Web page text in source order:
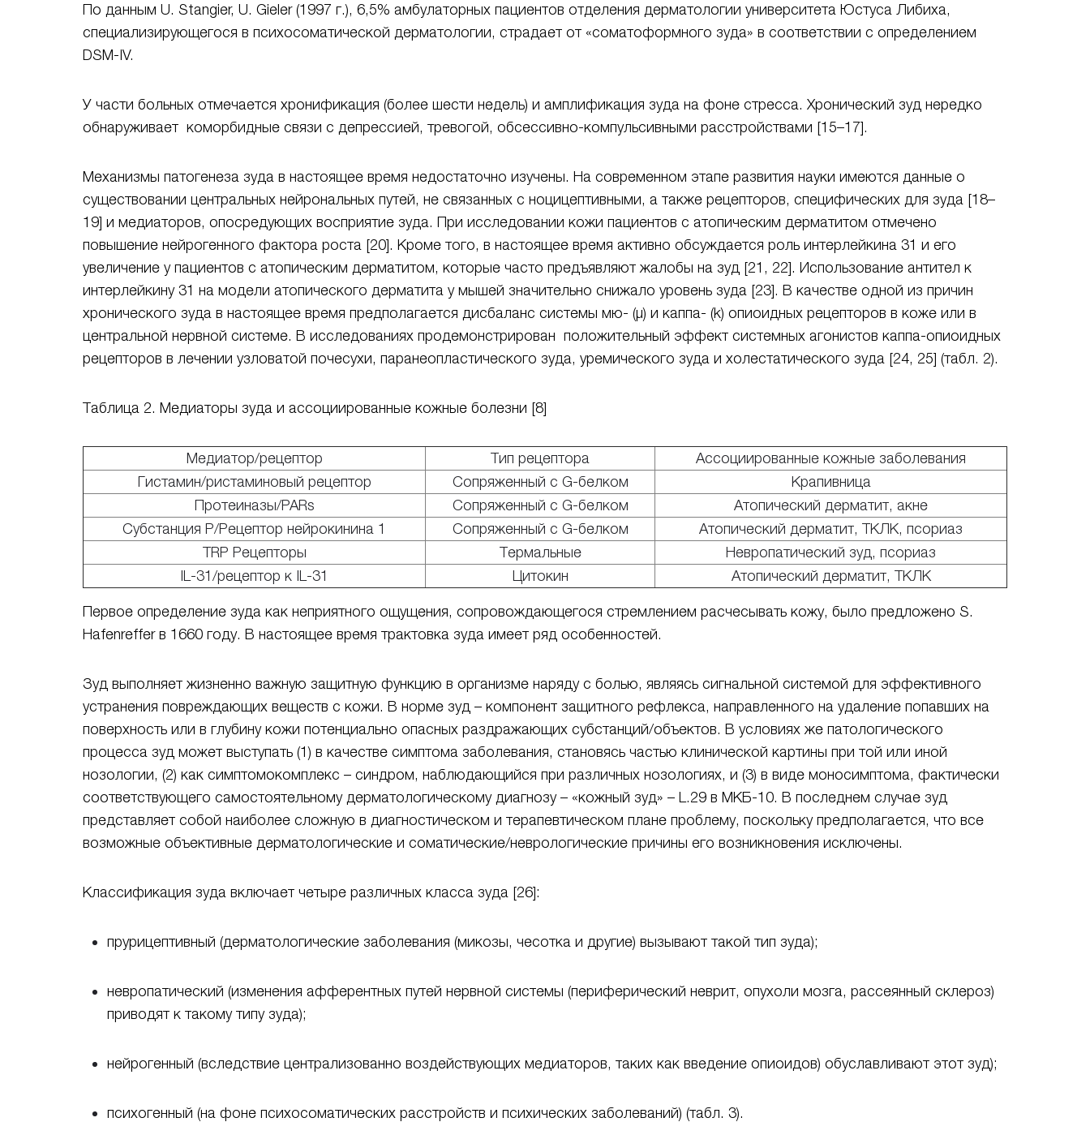
По данным U. Stangier, U. Gieler (1997 г.), 6,5% амбулаторных пациентов отделения дерматологии университета Юстуса Либиха,
специализирующегося в психосоматической дерматологии, страдает от «соматоформного зуда» в соответствии с определением
DSM-IV.
У части больных отмечается хронификация (более шести недель) и амплификация зуда на фоне стресса. Хронический зуд нередко
обнаруживает коморбидные связи с депрессией, тревогой, обсессивно-компульсивными расстройствами [15–17].
Механизмы патогенеза зуда в настоящее время недостаточно изучены. На современном этапе развития науки имеются данные о
существовании центральных нейрональных путей, не связанных с ноцицептивными, а также рецепторов, специфических для зуда [18–
19] и медиаторов, опосредующих восприятие зуда. При исследовании кожи пациентов с атопическим дерматитом отмечено
повышение нейрогенного фактора роста [20]. Кроме того, в настоящее время активно обсуждается роль интерлейкина 31 и его
увеличение у пациентов с атопическим дерматитом, которые часто предъявляют жалобы на зуд [21, 22]. Использование антител к
интерлейкину 31 на модели атопического дерматита у мышей значительно снижало уровень зуда [23]. В качестве одной из причин
хронического зуда в настоящее время предполагается дисбаланс системы мю- (μ) и каппа- (k) опиоидных рецепторов в коже или в
центральной нервной системе. В исследованиях продемонстрирован положительный эффект системных агонистов каппа-опиоидных
рецепторов в лечении узловатой почесухи, паранеопластического зуда, уремического зуда и холестатического зуда [24, 25] (табл. 2).
Таблица 2. Медиаторы зуда и ассоциированные кожные болезни [8]
Медиатор/рецептор Тип рецептора
Ассоциированные кожные заболевания
Гистамин/ристаминовый рецептор
Сопряженный с G-белком
Крапивница
Протеиназы/PARs
Сопряженный с G-белком
Атопический дерматит, акне
Субстанция P/Рецептор нейрокинина 1
Сопряженный с G-белком
Атопический дерматит, ТКЛК, псориаз
TRP Рецепторы
Термальные
Невропатический зуд, псориаз
IL-31/рецептор к IL-31
Цитокин Атопический дерматит, ТКЛК
Первое определение зуда как неприятного ощущения, сопровождающегося стремлением расчесывать кожу, было предложено S.
Hafenreffer в 1660 году. В настоящее время трактовка зуда имеет ряд особенностей.
Зуд выполняет жизненно важную защитную функцию в организме наряду с болью, являясь сигнальной системой для эффективного
устранения повреждающих веществ с кожи. В норме зуд – компонент защитного рефлекса, направленного на удаление попавших на
поверхность или в глубину кожи потенциально опасных раздражающих субстанций/объектов. В условиях же патологического
процесса зуд может выступать (1) в качестве симптома заболевания, становясь частью клинической картины при той или иной
нозологии, (2) как симптомокомплекс – синдром, наблюдающийся при различных нозологиях, и (3) в виде моносимптома, фактически
соответствующего самостоятельному дерматологическому диагнозу – «кожный зуд» – L.29 в МКБ-10. В последнем случае зуд
представляет собой наиболее сложную в диагностическом и терапевтическом плане проблему, поскольку предполагается, что все
возможные объективные дерматологические и соматические/неврологические причины его возникновения исключены.
Классификация зуда включает четыре различных класса зуда [26]:
прурицептивный (дерматологические заболевания (микозы, чесотка и другие) вызывают такой тип зуда);
невропатический (изменения афферентных путей нервной системы (периферический неврит, опухоли мозга, рассеянный склероз)
приводят к такому типу зуда);
нейрогенный (вследствие централизованно воздействующих медиаторов, таких как введение опиоидов) обуславливают этот зуд);
психогенный (на фоне психосоматических расстройств и психических заболеваний) (табл. 3).